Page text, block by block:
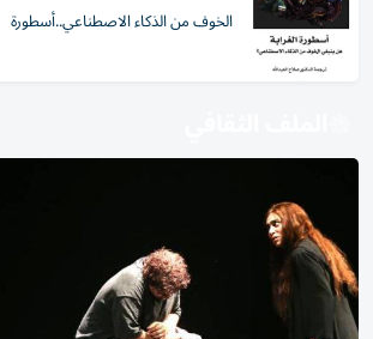
الخوف من الذكاء الاصطناعي..أسطورة